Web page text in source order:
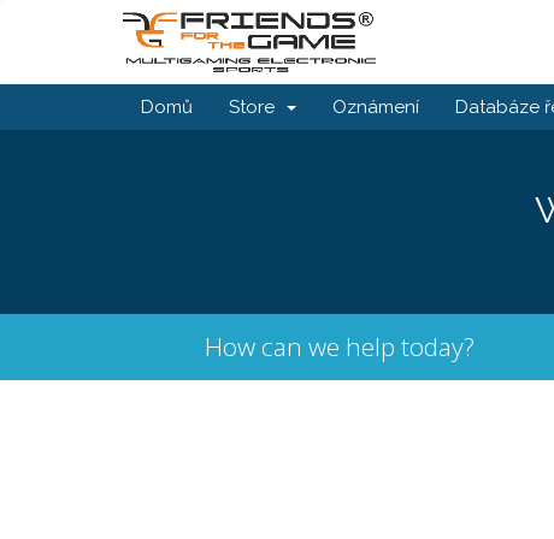
Domů Store Oznámení Databáze
How can we help today?